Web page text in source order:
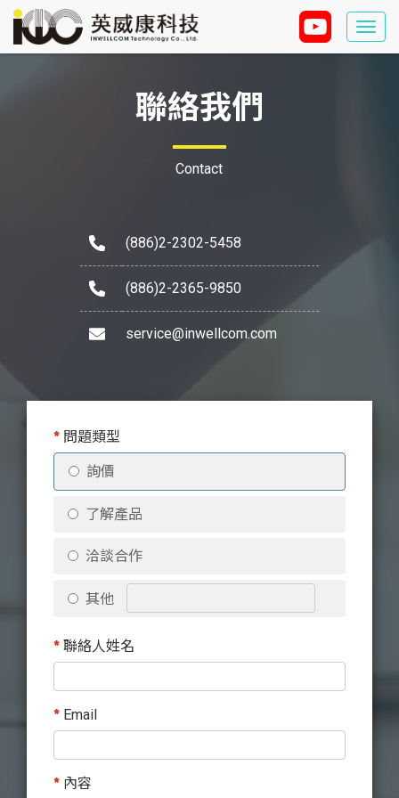
聯絡我們
Contact
(886)2-2302-5458
(886)2-2365-9850
service@inwellcom.com
* 問題類型
詢價
了解產品
洽談合作
其他
* 聯絡人姓名
* Email
* 內容